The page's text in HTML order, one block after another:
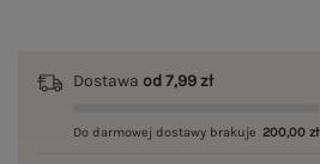
Dostawa od 7,99 zł
Do darmowej dostawy brakuje 200,00 zł